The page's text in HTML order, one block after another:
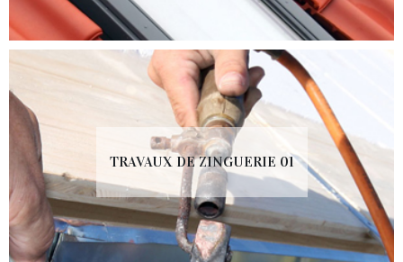
TRAVAUX DE ZINGUERIE 01